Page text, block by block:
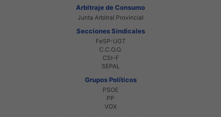
Arbitraje de Consumo
Junta Arbitral Provincial
Secciones Sindicales
FeSP-UGT
C.C.O.O.
CSI-F
SEPAL
Grupos Políticos
PSOE
PP
VOX